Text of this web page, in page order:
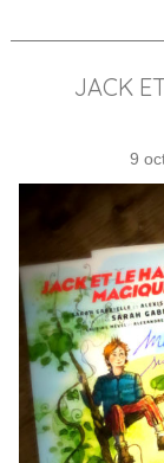
JACK
9